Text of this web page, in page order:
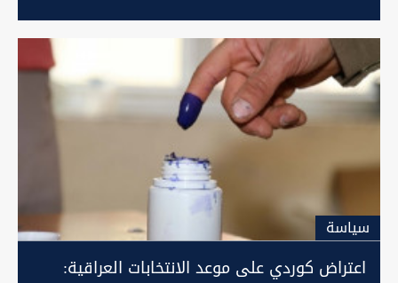
سیاسة
اعتراض كوردي على موعد الانتخابات العراقية: